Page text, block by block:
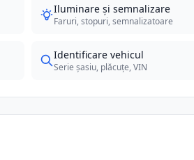
Iluminare și semnalizare
Faruri, stopuri, semnalizatoare
Identificare vehicul
Serie șasiu, plăcuțe, VIN